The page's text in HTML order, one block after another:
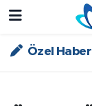
Özel Haber
Özel
Nöbetçi